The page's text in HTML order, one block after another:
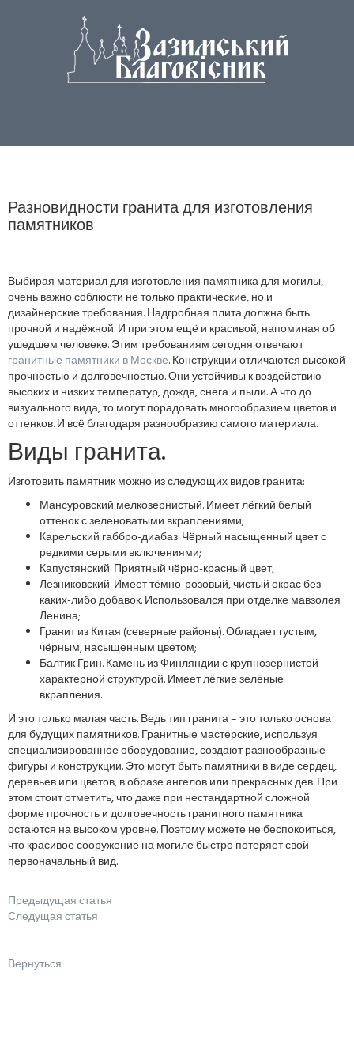
Разновидности гранита для изготовления
памятников
Выбирая материал для изготовления памятника для могилы,
очень важно соблюсти не только практические, но и
дизайнерские требования. Надгробная плита должна быть
прочной и надёжной. И при этом ещё и красивой, напоминая об
ушедшем человеке. Этим требованиям сегодня отвечают
гранитные памятники в Москве. Конструкции отличаются высокой
прочностью и долговечностью. Они устойчивы к воздействию
высоких и низких температур, дождя, снега и пыли. А что до
визуального вида, то могут порадовать многообразием цветов и
оттенков. И всё благодаря разнообразию самого материала.
Виды гранита.
Изготовить памятник можно из следующих видов гранита:
Мансуровский мелкозернистый. Имеет лёгкий белый
оттенок с зеленоватыми вкраплениями;
Карельский габбро-диабаз. Чёрный насыщенный цвет с
редкими серыми включениями;
Капустянский. Приятный чёрно-красный цвет;
Лезниковский. Имеет тёмно-розовый, чистый окрас без
каких-либо добавок. Использовался при отделке мавзолея
Ленина;
Гранит из Китая (северные районы). Обладает густым,
чёрным, насыщенным цветом;
Балтик Грин. Камень из Финляндии с крупнозернистой
характерной структурой. Имеет лёгкие зелёные
вкрапления.
И это только малая часть. Ведь тип гранита – это только основа
для будущих памятников. Гранитные мастерские, используя
специализированное оборудование, создают разнообразные
фигуры и конструкции. Это могут быть памятники в виде сердец,
деревьев или цветов, в образе ангелов или прекрасных дев. При
этом стоит отметить, что даже при нестандартной сложной
форме прочность и долговечность гранитного памятника
остаются на высоком уровне. Поэтому можете не беспокоиться,
что красивое сооружение на могиле быстро потеряет свой
первоначальный вид.
Предыдущая статья
Следущая статья
Вернуться